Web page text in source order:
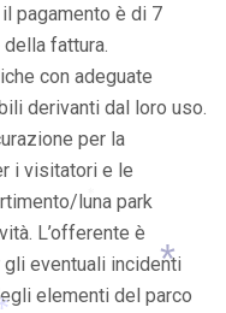
pagamento è di 7
fattura.
con adeguate
derivanti dal loro uso.
per la
i visitatori e le
luna park
L’offerente è
eventuali incidenti
elementi del parco